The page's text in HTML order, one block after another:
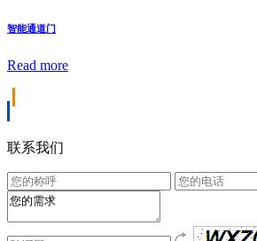
智能通道门
Read more
联系我们